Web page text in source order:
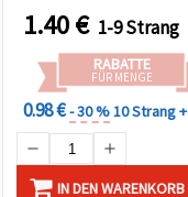
Accessoires & DIY-
Basteln, ca. 350
1.40€ 1-9 Strang
RABATTE
FÜR MENGE
0.98 €- 30 %10 Strang +
IN DEN WARENKORB